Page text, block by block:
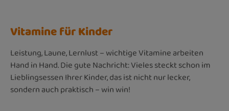
Vitamine für Kinder
Leistung, Laune, Lernlust – wichtige Vitamine arbeiten
Hand in Hand. Die gute Nachricht: Vieles steckt schon im
Lieblingsessen Ihrer Kinder, das ist nicht nur lecker,
sondern auch praktisch – win win!